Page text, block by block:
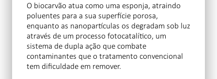
O biocarvão atua como uma esponja, atraindo
poluentes para a sua superfície porosa,
enquanto as nanopartículas os degradam sob luz
através de um processo fotocatalítico, um
sistema de dupla ação que combate
contaminantes que o tratamento convencional
tem dificuldade em remover.